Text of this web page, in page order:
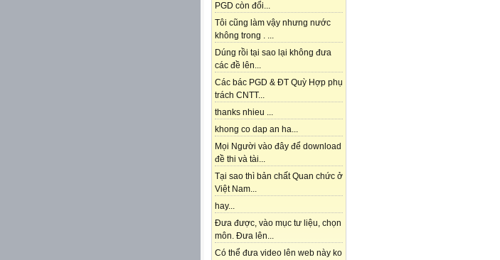
PGD còn đổi...
Tôi cũng làm vậy nhưng nước
không trong . ...
Dúng rồi tại sao lại không đưa
các đề lên...
Các bác PGD & ĐT Quỳ Hợp phụ
trách CNTT...
thanks nhieu ...
khong co dap an ha...
Mọi Người vào đây để download
đề thi và tài...
Tại sao thì bản chất Quan chức ở
Việt Nam...
hay...
Đưa được, vào mục tư liệu, chọn
môn. Đưa lên...
Có thể đưa video lên web này ko